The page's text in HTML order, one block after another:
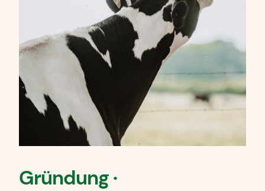
Gründung ·